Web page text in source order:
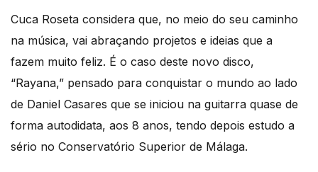
Cuca Roseta considera que, no meio do seu caminho
na música, vai abraçando projetos e ideias que a
fazem muito feliz. É o caso deste novo disco,
“Rayana,” pensado para conquistar o mundo ao lado
de Daniel Casares que se iniciou na guitarra quase de
forma autodidata, aos 8 anos, tendo depois estudo a
sério no Conservatório Superior de Málaga.